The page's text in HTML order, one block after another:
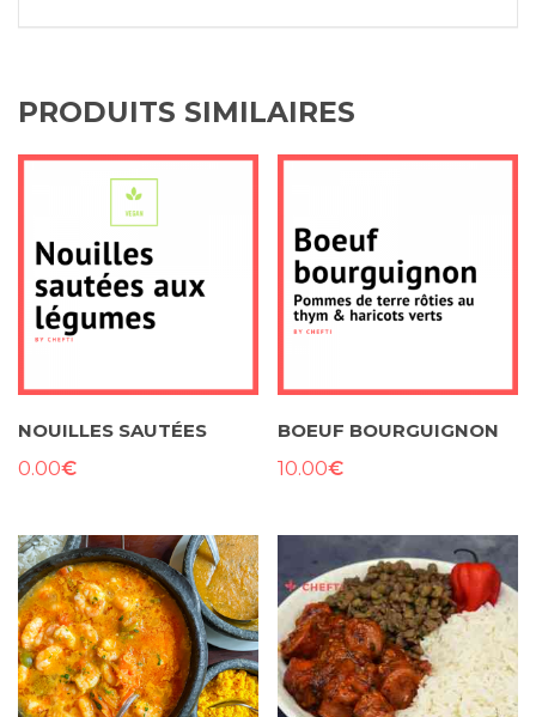
PRODUITS SIMILAIRES
NOUILLES SAUTÉES
0.00€
BOEUF BOURGUIGNON
10.00€